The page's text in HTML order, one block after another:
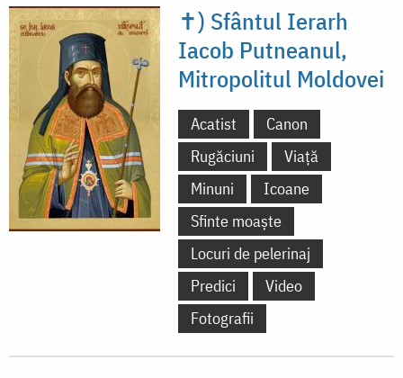
✝) Sfântul Ierarh
Iacob Putneanul,
Mitropolitul Moldovei
Acatist
Canon
Rugăciuni
Viață
Minuni
Icoane
Sfinte moaște
Locuri de pelerinaj
Predici
Video
Fotografii